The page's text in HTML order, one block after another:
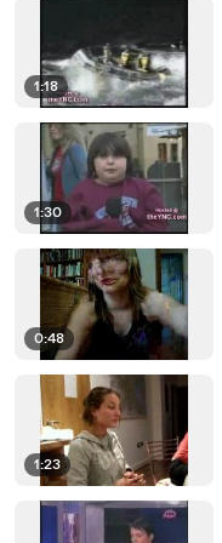
1:18
1:30
0:48
1:23